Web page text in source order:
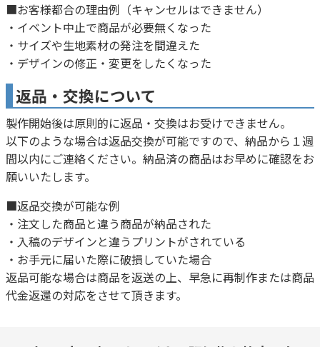
■お客様都合の理由例（キャンセルはできません）
・イベント中止で商品が必要無くなった
・サイズや生地素材の発注を間違えた
・デザインの修正・変更をしたくなった
返品・交換について
製作開始後は原則的に返品・交換はお受けできません。
以下のような場合は返品交換が可能ですので、納品から１週
間以内にご連絡ください。納品済の商品はお早めに確認をお
願いいたします。
■返品交換が可能な例
・注文した商品と違う商品が納品された
・入稿のデザインと違うプリントがされている
・お手元に届いた際に破損していた場合
返品可能な場合は商品を返送の上、早急に再制作または商品
代金返還の対応をさせて頂きます。